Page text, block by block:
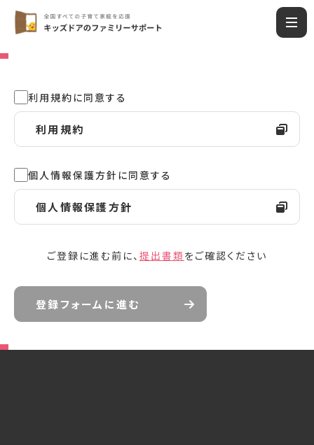
利用規約に同意する
利用規約
個人情報保護方針に同意する
個人情報保護方針
ご登録に進む前に、提出書類 をご確認ください
登録フォームに進む